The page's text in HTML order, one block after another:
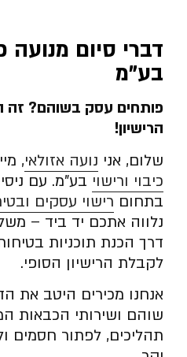
דברי סיום מנועה
בע”מ
פותחים עסק בשוהם? זה
הרישיון!
שלום, אני נועה אזולאי,
כיבוי ורישוי
בתחום רישוי עסקים
נלווה אתכם יד ביד –
דרך הכנת תוכניות
לקבלת הרישיון הסופי.
אנחנו מכירים היטב את
שוהם ושירותי הכבאות
תהליכים, לפתור חסמים